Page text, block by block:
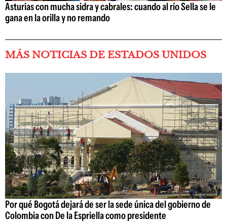
Asturias con mucha sidra y cabrales: cuando al río Sella se le
gana en la orilla y no remando
MÁS NOTICIAS DE ESTADOS UNIDOS
Por qué Bogotá dejará de ser la sede única del gobierno de
Colombia con De la Espriella como presidente